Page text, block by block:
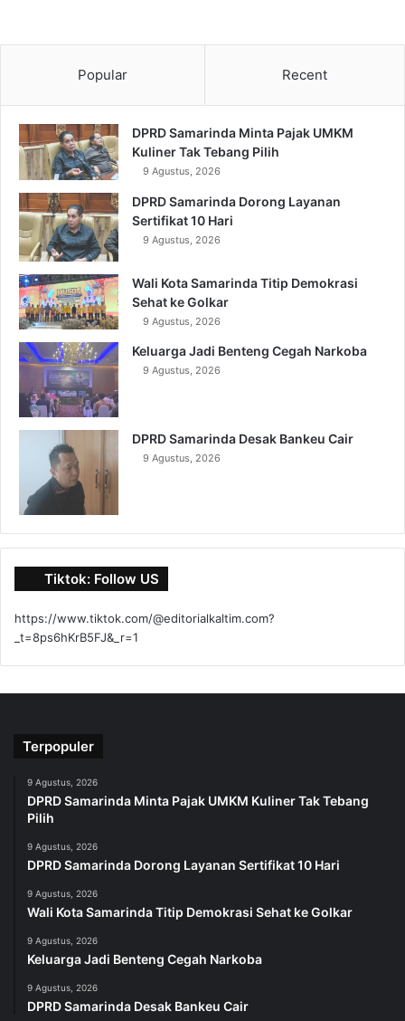
Popular Recent
DPRD Samarinda Minta Pajak UMKM
Kuliner Tak Tebang Pilih
9 Agustus, 2026
DPRD Samarinda Dorong Layanan
Sertifikat 10 Hari
9 Agustus, 2026
Wali Kota Samarinda Titip Demokrasi
Sehat ke Golkar
9 Agustus, 2026
Keluarga Jadi Benteng Cegah Narkoba
9 Agustus, 2026
DPRD Samarinda Desak Bankeu Cair
9 Agustus, 2026
Tiktok: Follow US
https://www.tiktok.com/@editorialkaltim.com?
_t=8ps6hKrB5FJ&_r=1
Terpopuler
9 Agustus, 2026
DPRD Samarinda Minta Pajak UMKM Kuliner Tak Tebang
Pilih
9 Agustus, 2026
DPRD Samarinda Dorong Layanan Sertifikat 10 Hari
9 Agustus, 2026
Wali Kota Samarinda Titip Demokrasi Sehat ke Golkar
9 Agustus, 2026
Keluarga Jadi Benteng Cegah Narkoba
9 Agustus, 2026
DPRD Samarinda Desak Bankeu Cair